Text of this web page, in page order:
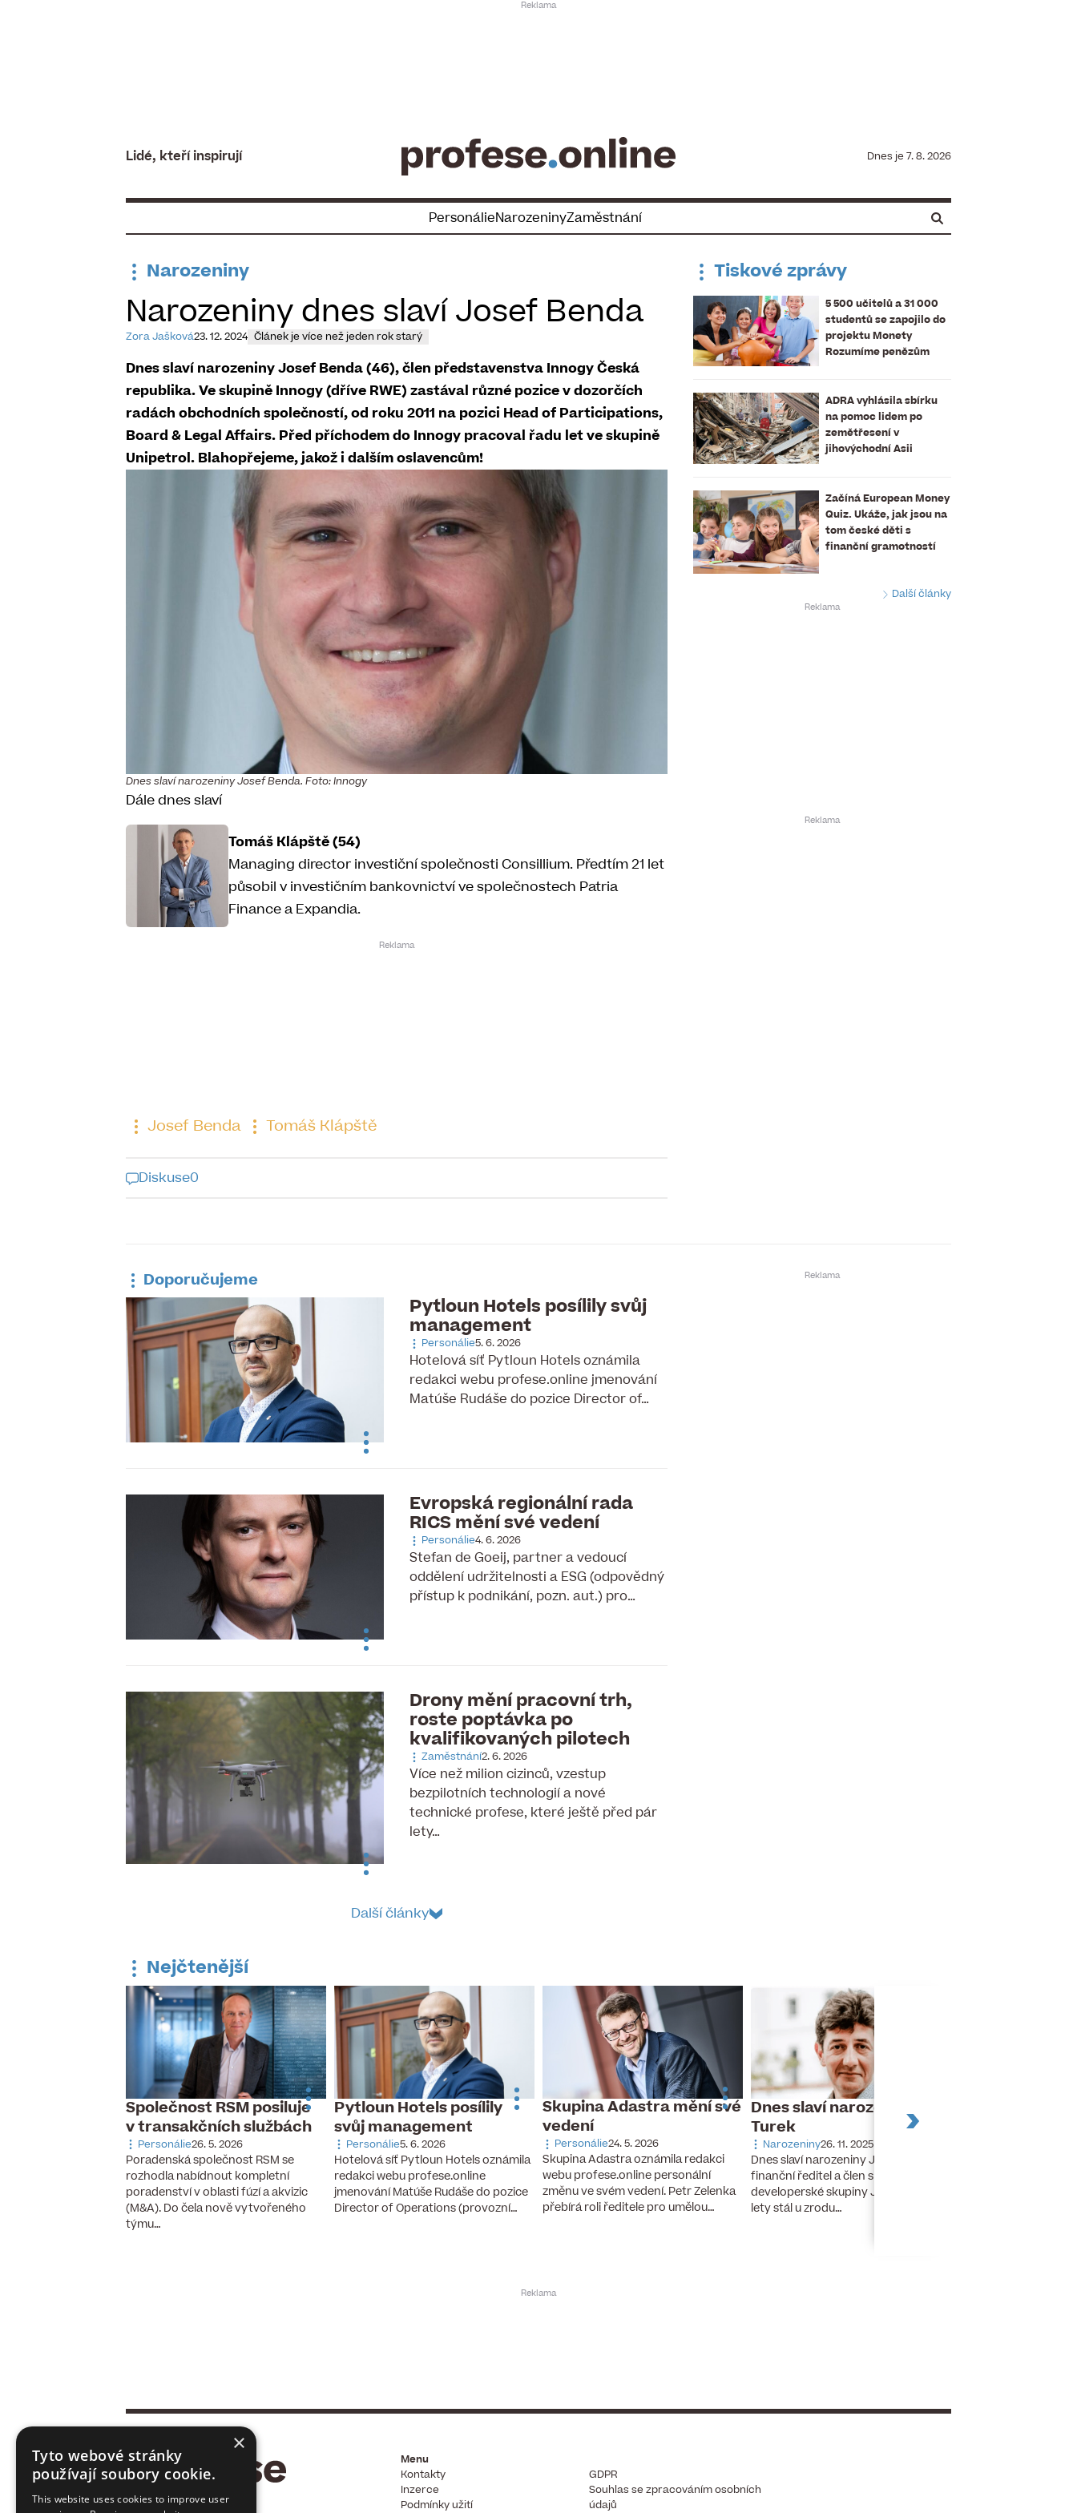
Lidé, kteří inspirují Dnes je 7. 8. 2026
PersonálieNarozeninyZaměstnání
Narozeniny
Narozeniny dnes slaví Josef Benda
Zora Jašková23. 12. 2024 Článek je více než jeden rok starý
Dnes slaví narozeniny Josef Benda (46), člen představenstva Innogy Česká
republika. Ve skupině Innogy (dříve RWE) zastával různé pozice v dozorčích
radách obchodních společností, od roku 2011 na pozici Head of Participations,
Board & Legal Affairs. Před příchodem do Innogy pracoval řadu let ve skupině
Unipetrol. Blahopřejeme, jakož i dalším oslavencům!
Dnes slaví narozeniny Josef Benda. Foto: Innogy
Dále dnes slaví
Tomáš Klápště (54)
Managing director investiční společnosti Consillium. Předtím 21 let
působil v investičním bankovnictví ve společnostech Patria
Finance a Expandia.
Josef Benda Tomáš Klápště
Diskuse0
Tiskové zprávy
5 500 učitelů a 31 000
studentů se zapojilo do
projektu Monety
Rozumíme penězům
ADRA vyhlásila sbírku
na pomoc lidem po
zemětřesení v
jihovýchodní Asii
Začíná European Money
Quiz. Ukáže, jak jsou na
tom české děti s
finanční gramotností
Další články
Doporučujeme
Pytloun Hotels posílily svůj
management
Personálie5. 6. 2026
Hotelová síť Pytloun Hotels oznámila
redakci webu profese.online jmenování
Matúše Rudáše do pozice Director of…
Evropská regionální rada
RICS mění své vedení
Personálie4. 6. 2026
Stefan de Goeij, partner a vedoucí
oddělení udržitelnosti a ESG (odpovědný
přístup k podnikání, pozn. aut.) pro…
Drony mění pracovní trh,
roste poptávka po
kvalifikovaných pilotech
Zaměstnání2. 6. 2026
Více než milion cizinců, vzestup
bezpilotních technologií a nové
technické profese, které ještě před pár
lety…
Další články
Nejčtenější
Společnost RSM posiluje
v transakčních službách
Personálie26. 5. 2026
Poradenská společnost RSM se
rozhodla nabídnout kompletní
poradenství v oblasti fúzí a akvizic
(M&A). Do čela nově vytvořeného
týmu…
Pytloun Hotels posílily
svůj management
Personálie5. 6. 2026
Hotelová síť Pytloun Hotels oznámila
redakci webu profese.online
jmenování Matúše Rudáše do pozice
Director of Operations (provozní…
Skupina Adastra mění své
vedení
Personálie24. 5. 2026
Skupina Adastra oznámila redakci
webu profese.online personální
změnu ve svém vedení. Petr Zelenka
přebírá roli ředitele pro umělou…
Dnes slaví narozeniny Jan
Turek
Narozeniny26. 11. 2025
Dnes slaví narozeniny Jan Turek (49),
finanční ředitel a člen správní rady
developerské skupiny JRD. Před 15
lety stál u zrodu…
Menu
Kontakty
Inzerce
Podmínky užití
GDPR
Souhlas se zpracováním osobních
údajů
×
Tyto webové stránky
používají soubory cookie.
This website uses cookies to improve user